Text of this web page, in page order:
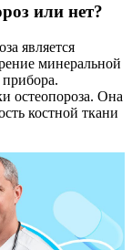
или нет?
является
минеральной
остеопороза. Она
костной ткани